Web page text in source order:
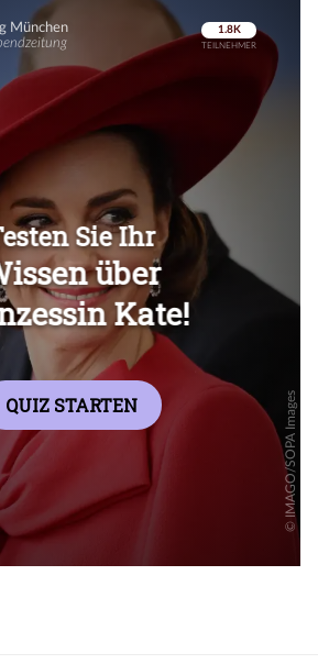
Überspringen
Überspringen